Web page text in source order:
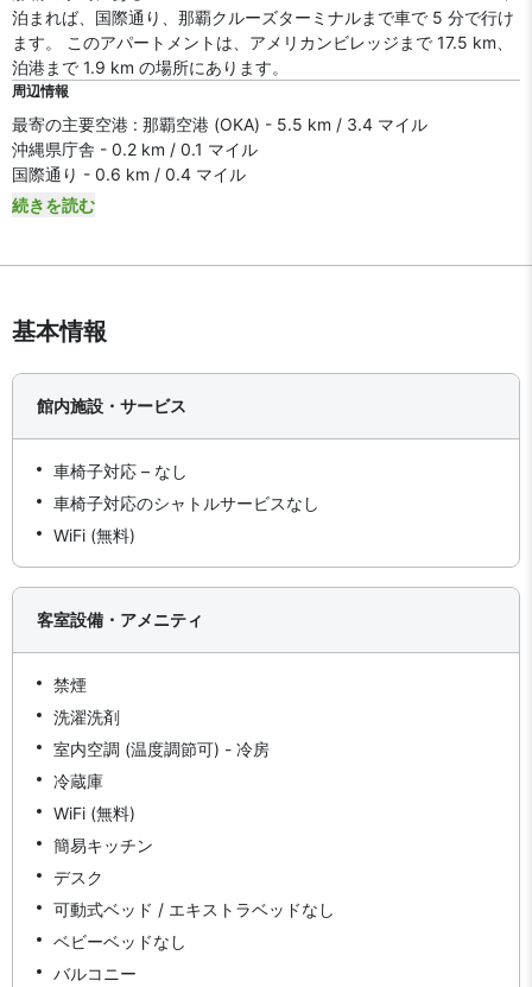
泊まれば、国際通り、那覇クルーズターミナルまで車で 5 分で行け
ます。 このアパートメントは、アメリカンビレッジまで 17.5 km、
泊港まで 1.9 km の場所にあります。
周辺情報
最寄の主要空港 : 那覇空港 (OKA) - 5.5 km / 3.4 マイル
沖縄県庁舎 - 0.2 km / 0.1 マイル
国際通り - 0.6 km / 0.4 マイル
続きを読む
基本情報
館内施設・サービス
車椅子対応 – なし
車椅子対応のシャトルサービスなし
WiFi (無料)
客室設備・アメニティ
禁煙
洗濯洗剤
室内空調 (温度調節可) - 冷房
冷蔵庫
WiFi (無料)
簡易キッチン
デスク
可動式ベッド / エキストラベッドなし
ベビーベッドなし
バルコニー